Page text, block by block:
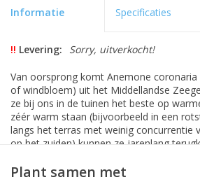
Informatie Specificaties
!! Levering: Sorry, uitverkocht!
Van oorsprong komt Anemone
of windbloem) uit het Middellandse
ze bij ons in de tuinen het beste op
zéér warm staan (bijvoorbeeld in een
langs het terras met weinig concurrentie
op het zuiden) kunnen ze jarenlang
Anemone coronaria 'Hollandia' bloeit
Plant samen met